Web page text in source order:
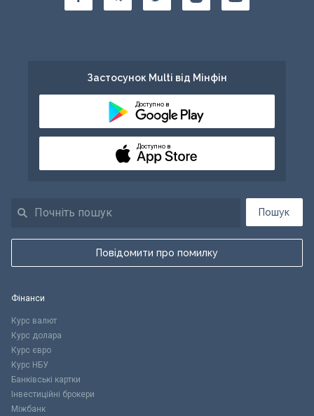
Пошук
Повідомити про помилку
Застосунок Multi від Мінфін
Доступно в
Доступно в
Фінанси
Курс валют
Курс долара
Курс євро
Курс НБУ
Банківські картки
Інвестиційні брокери
Міжбанк